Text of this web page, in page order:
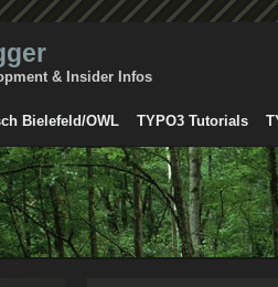
& Insider Infos
Bielefeld/OWL TYPO3 Tutorials